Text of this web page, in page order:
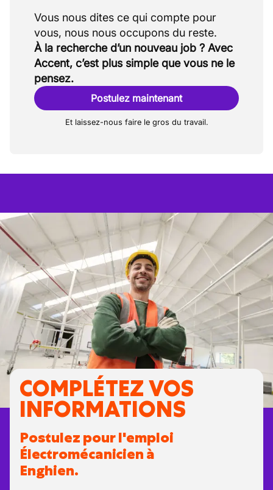
Vous nous dites ce qui compte pour
À la recherche d’un nouveau job ? Avec
Accent, c’est plus simple que vous ne le
pensez.
Postulez maintenant
Et laissez-nous faire le gros du travail.
COMPLÉTEZ VOS
INFORMATIONS
Postulez pour l'emploi
Électromécanicien à
Enghien.